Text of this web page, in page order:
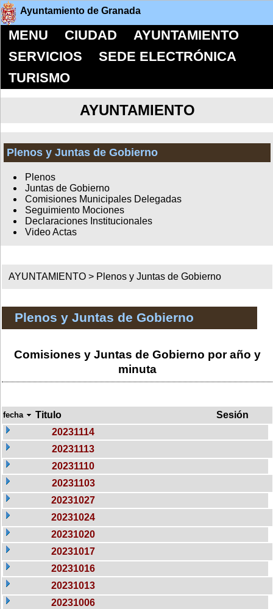
Ayuntamiento de Granada
MENU CIUDAD
AYUNTAMIENTO
SERVICIOS
SEDE ELECTRÓNICA
TURISMO
AYUNTAMIENTO
Plenos y Juntas de Gobierno
Plenos
Juntas de Gobierno
Comisiones Municipales Delegadas
Seguimiento Mociones
Declaraciones Institucionales
Video Actas
AYUNTAMIENTO > Plenos y Juntas de Gobierno
Plenos y Juntas de Gobierno
Comisiones y Juntas de Gobierno por año y
minuta
fecha Titulo
Sesión
20231114
20231113
20231110
20231103
20231027
20231024
20231020
20231017
20231016
20231013
20231006